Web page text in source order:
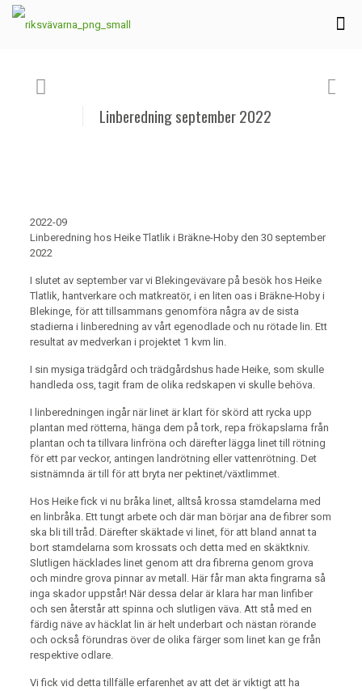
Linberedning september 2022
2022-09
Linberedning hos Heike Tlatlik i Bräkne-Hoby den 30 september
2022
I slutet av september var vi Blekingevävare på besök hos Heike
Tlatlik, hantverkare och matkreatör, i en liten oas i Bräkne-Hoby i
Blekinge, för att tillsammans genomföra några av de sista
stadierna i linberedning av vårt egenodlade och nu rötade lin. Ett
resultat av medverkan i projektet 1 kvm lin.
I sin mysiga trädgård och trädgårdshus hade Heike, som skulle
handleda oss, tagit fram de olika redskapen vi skulle behöva.
I linberedningen ingår när linet är klart för skörd att rycka upp
plantan med rötterna, hänga dem på tork, repa frökapslarna från
plantan och ta tillvara linfröna och därefter lägga linet till rötning
för ett par veckor, antingen landrötning eller vattenrötning. Det
sistnämnda är till för att bryta ner pektinet/växtlimmet.
Hos Heike fick vi nu bråka linet, alltså krossa stamdelarna med
en linbråka. Ett tungt arbete och där man börjar ana de fibrer som
ska bli till tråd. Därefter skäktade vi linet, för att bland annat ta
bort stamdelarna som krossats och detta med en skäktkniv.
Slutligen häcklades linet genom att dra fibrerna genom grova
och mindre grova pinnar av metall. Här får man akta fingrarna så
inga skador uppstår! När dessa delar är klara har man linfiber
och sen återstår att spinna och slutligen väva. Att stå med en
färdig näve av häcklat lin är helt underbart och nästan rörande
och också förundras över de olika färger som linet kan ge från
respektive odlare.
Vi fick vid detta tillfälle erfarenhet av att det är viktigt att ha